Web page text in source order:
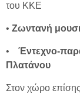
του ΚΚΕ
• Ζωντανή
• Έντεχνο-
Πλατάνου
Στον χώρο